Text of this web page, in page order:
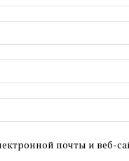
почты и веб-